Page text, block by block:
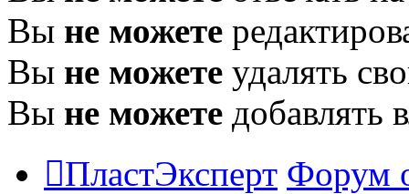
Вы не можете
Вы не можете удалять
Вы не можете добавлять
ПластЭксперт Форум